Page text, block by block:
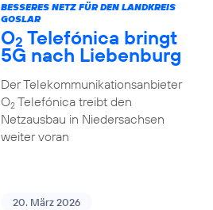
BESSERES NETZ FÜR DEN LANDKREIS
GOSLAR
O2 Telefónica bringt
5G nach Liebenburg
Der Telekommunikationsanbieter
O2Telefónica treibt den
Netzausbau in Niedersachsen
weiter voran
20. März 2026